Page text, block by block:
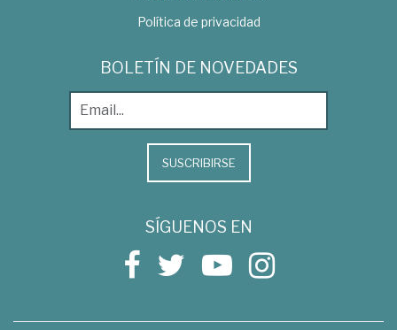
Política de privacidad
BOLETÍN DE NOVEDADES
SUSCRIBIRSE
SÍGUENOS EN